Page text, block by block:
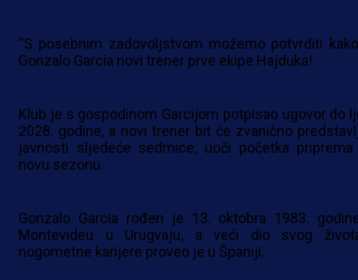
“S posebnim zadovoljstvom možemo potvrditi
Gonzalo Garcia novi trener prve ekipe Hajduka!
Klub je s gospodinom Garcijom potpisao ugovor do
2028. godine, a novi trener bit će zvanično
javnosti sljedeće sedmice, uoči početka
novu sezonu.
Gonzalo Garcia rođen je 13. oktobra 1983.
Montevideu u Urugvaju, a veći dio svog
nogometne karijere proveo je u Španiji.